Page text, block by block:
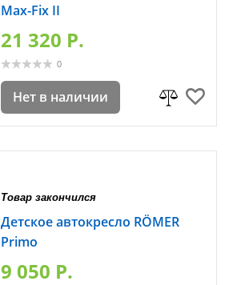
Max-Fix II
21 320 P.
0
Нет в наличии
Товар закончился
Детское автокресло RÖMER
Primo
9 050 P.